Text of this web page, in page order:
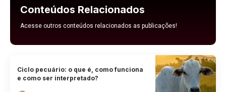
Conteúdos Relacionados
Acesse outros conteúdos relacionados as publicações!
Ciclo pecuário: o que é, como funciona
e como ser interpretado?